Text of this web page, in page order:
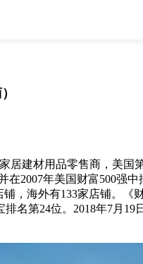
建材用品零售商，美国
在2007年美国财富500强
，海外有133家店铺。
名第24位。2018年7月